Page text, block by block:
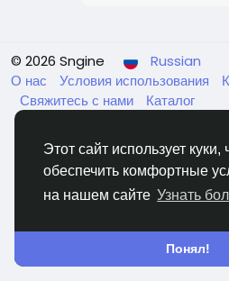
Этот сайт использует куки,
обеспечить комфортные
на нашем сайте Узнать
Понял!
© 2026 Sngine
Russian
О нас
Условия использования
Свяжитесь с нами
Каталог